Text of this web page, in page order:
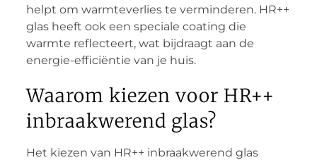
helpt om warmteverlies te verminderen. HR++
glas heeft ook een speciale coating die
warmte reflecteert, wat bijdraagt aan de
energie-efficiëntie van je huis.
Waarom kiezen voor HR++
inbraakwerend glas?
Het kiezen van HR++ inbraakwerend glas